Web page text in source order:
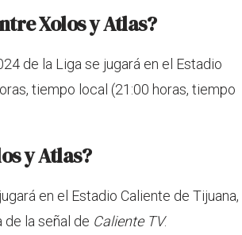
Xolos y Atlas?
de la Liga se jugará en el Estadio
tiempo local (21:00 horas, tiempo
y Atlas?
en el Estadio Caliente de Tijuana,
la señal de Caliente TV.